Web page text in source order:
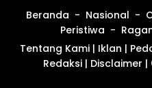
Beranda Nasional
Peristiwa
Tentang Kami| Iklan |
Redaksi | Disclaimer |